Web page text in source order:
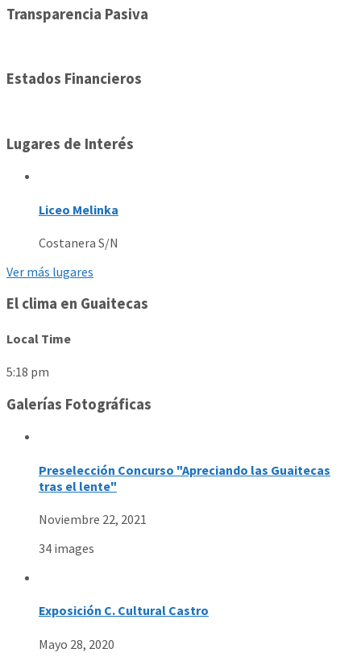
Transparencia Pasiva
Estados Financieros
Lugares de Interés
Liceo Melinka
Costanera S/N
Ver más lugares
El clima en Guaitecas
Local Time
5:18 pm
Galerías Fotográficas
Preselección Concurso "Apreciando las Guaitecas
tras el lente"
Noviembre 22, 2021
34 images
Exposición C. Cultural Castro
Mayo 28, 2020